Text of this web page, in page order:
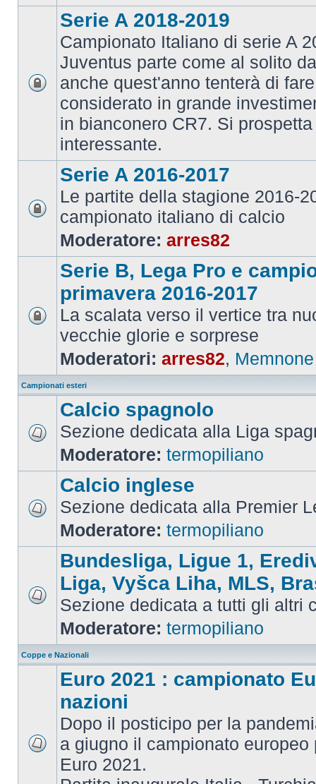
Serie A 2018-2019
Campionato Italiano di serie A
Juventus parte come al solito
anche quest'anno tenterà di
considerato in grande
in bianconero CR7. Si
interessante.
Serie A 2016-2017
Le partite della stagione 2016-
campionato italiano di calcio
Moderatore: arres82
Serie B, Lega Pro e
primavera 2016-2017
La scalata verso il vertice tra
vecchie glorie e sorprese
Moderatori: arres82, Memnone
Campionati esteri
Calcio spagnolo
Sezione dedicata alla Liga
Moderatore: termopiliano
Calcio inglese
Sezione dedicata alla Premier
Moderatore: termopiliano
Bundesliga, Ligue 1,
Liga, Vyšca Liha, MLS,
Sezione dedicata a tutti gli altri
Moderatore: termopiliano
Coppe e Nazionali
Euro 2021 : campionato
nazioni
Dopo il posticipo per la
a giugno il campionato europeo
Euro 2021.